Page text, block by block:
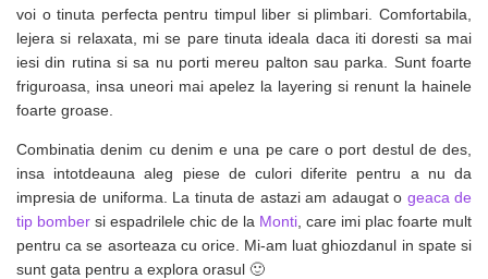
voi o tinuta perfecta pentru timpul liber si plimbari. Comfortabila,
lejera si relaxata, mi se pare tinuta ideala daca iti doresti sa mai
iesi din rutina si sa nu porti mereu palton sau parka. Sunt foarte
friguroasa, insa uneori mai apelez la layering si renunt la hainele
foarte groase.
Combinatia denim cu denim e una pe care o port destul de des,
insa intotdeauna aleg piese de culori diferite pentru a nu da
impresia de uniforma. La tinuta de astazi am adaugat o geaca de
tip bomber si espadrilele chic de la Monti , care imi plac foarte mult
pentru ca se asorteaza cu orice. Mi-am luat ghiozdanul in spate si
sunt gata pentru a explora orasul 🙂